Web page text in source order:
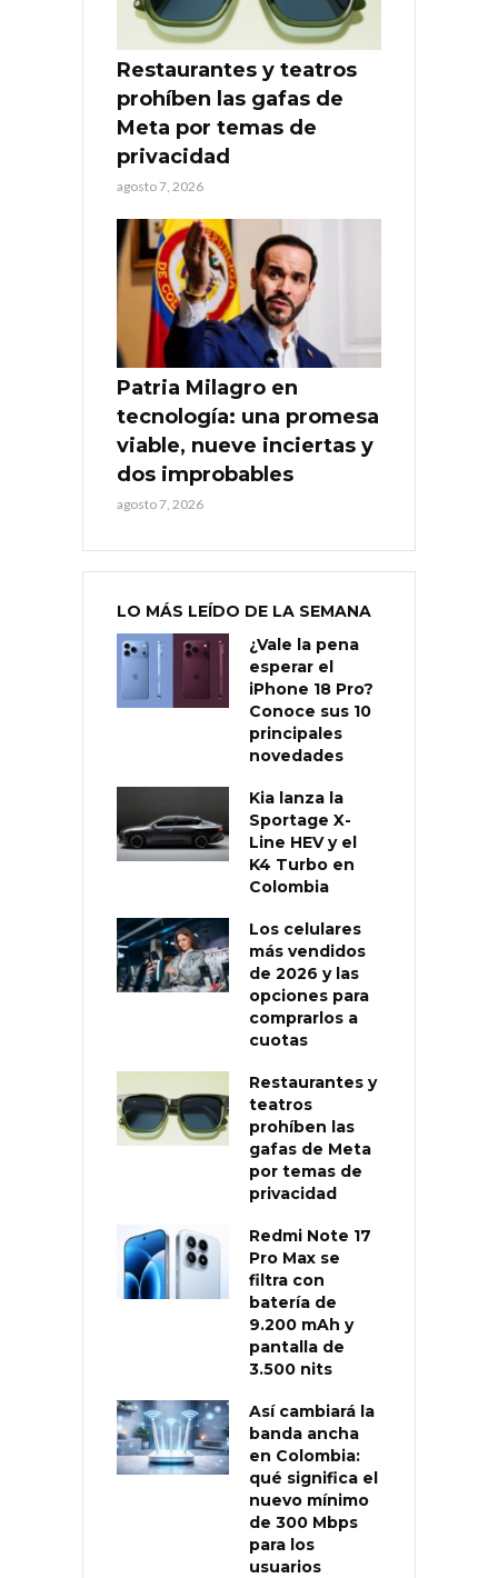
Restaurantes y teatros
prohíben las gafas de
Meta por temas de
privacidad
agosto 7, 2026
Patria Milagro en
tecnología: una promesa
viable, nueve inciertas y
dos improbables
agosto 7, 2026
LO MÁS LEÍDO DE LA SEMANA
¿Vale la pena
esperar el
iPhone 18 Pro?
Conoce sus 10
principales
novedades
Kia lanza la
Sportage X-
Line HEV y el
K4 Turbo en
Colombia
Los celulares
más vendidos
de 2026 y las
opciones para
comprarlos a
cuotas
Restaurantes y
teatros
prohíben las
gafas de Meta
por temas de
privacidad
Redmi Note 17
Pro Max se
filtra con
batería de
9.200 mAh y
pantalla de
3.500 nits
Así cambiará la
banda ancha
en Colombia:
qué significa el
nuevo mínimo
de 300 Mbps
para los
usuarios